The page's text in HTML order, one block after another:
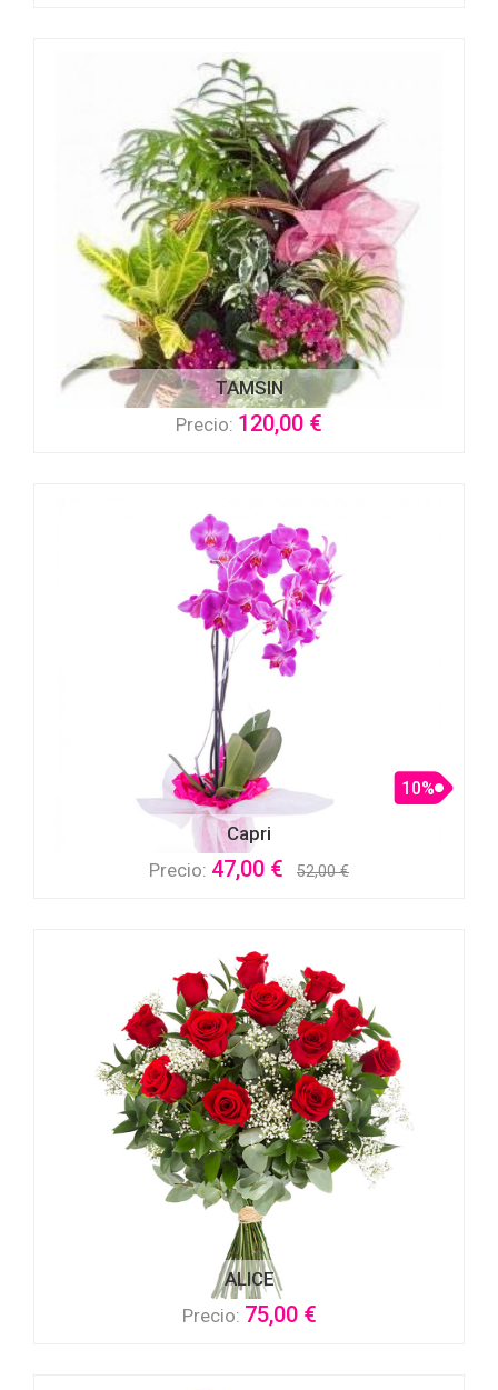
TAMSIN
Precio: 120,00 €
Capri
10%
Precio: 47,00 € 52,00 €
ALICE
Precio: 75,00 €